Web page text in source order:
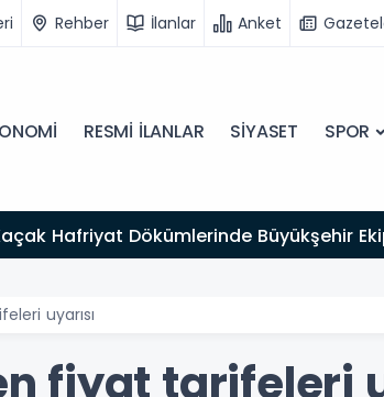
Rehber İlanlar Anket
RESMİ İLANLAR SİYASET SPOR
Hafriyat Dökümlerinde Büyükşehir
uyarısı
fiyat tarifeleri